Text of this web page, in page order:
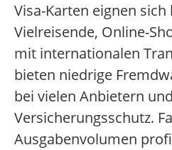
Visa-Karten eignen
Vielreisende, Online-
mit internationalen
bieten niedrige
bei vielen Anbietern
Versicherungsschutz.
Ausgabenvolumen